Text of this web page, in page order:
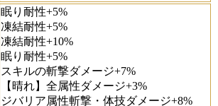
眠り耐性+5%
凍結耐性+5%
凍結耐性+10%
眠り耐性+5%
スキルの斬撃ダメージ+7%
【晴れ】全属性ダメージ+3%
ジバリア属性斬撃・体技ダメージ+8%